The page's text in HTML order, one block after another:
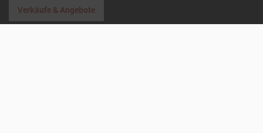
Verkäufe & Angebote